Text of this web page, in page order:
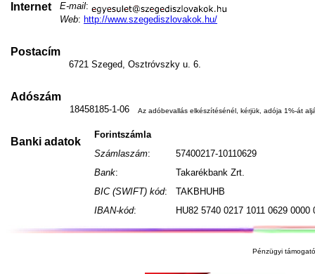
Internet E-mail:
Web: http://www.szegediszlovakok.hu/
Postacím
6721 Szeged, Osztróvszky u. 6.
Adószám
18458185-1-06 Az adóbevallás elkészítésénél, kérjük, adója 1%-át
Banki adatok
Forintszámla
Számlaszám:
57400217-10110629
Bank:
Takarékbank Zrt.
BIC (SWIFT) kód:
TAKBHUHB
IBAN-kód: HU82 5740 0217 1011 0629 0000
Pénzügyi